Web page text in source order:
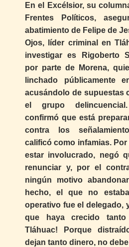
En el Excélsior, su
Frentes Políticos,
abatimiento de Felipe de
Ojos, líder criminal en
investigar es Rigoberto
por parte de Morena,
linchado públicamente
acusándolo de supuestas
el grupo
confirmó que está
contra los
calificó como infamias.
estar involucrado, negó
renunciar y, por el
ningún motivo
hecho, el que no
operativo fue el delegado,
que haya crecido
Tláhuac! Porque
dejan tanto dinero, no